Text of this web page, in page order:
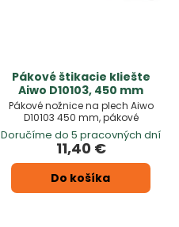
Pákové štikacie kliešte
Aiwo D10103, 450 mm
Pákové nožnice na plech Aiwo
D10103 450 mm, pákové
Doručíme do 5 pracovných dní
11,40 €
Do košíka